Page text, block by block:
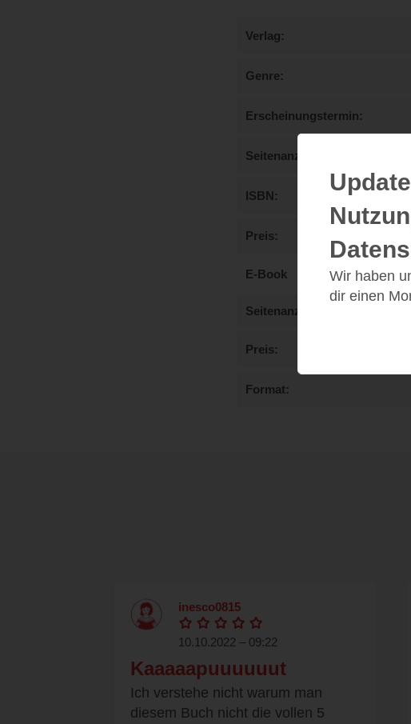
Verlag
Genre
Erscheinungstermin
Seitenanzahl
ISBN
Preis
E-Book
Seitenanzahl
Preis
Format
inesco0815
10.10.2022 – 09:22
Kaaaaapuuuuuut
Ich verstehe nicht warum man
diesem Buch nicht die vollen 5
Wir haben
dir einen